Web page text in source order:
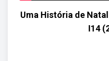
Uma História de
I14